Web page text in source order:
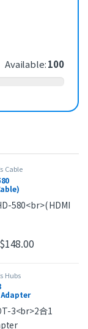
Available:100
Cable
$148.00價格範圍：
款式。 可在產品頁
Hubs
Adapter